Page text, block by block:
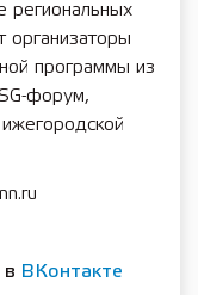
региональных
организаторы
программы из
форум,
в ВКонтакте